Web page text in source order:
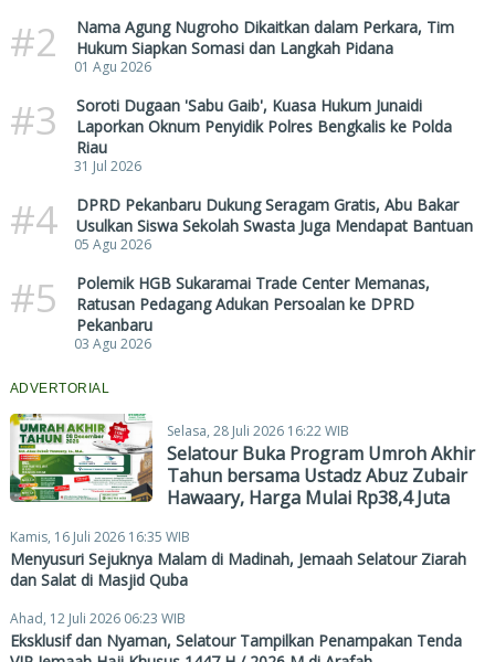
#2
Nama Agung Nugroho Dikaitkan dalam Perkara, Tim
Hukum Siapkan Somasi dan Langkah Pidana
01 Agu 2026
#3
Soroti Dugaan 'Sabu Gaib', Kuasa Hukum Junaidi
Laporkan Oknum Penyidik Polres Bengkalis ke Polda
Riau
31 Jul 2026
#4
DPRD Pekanbaru Dukung Seragam Gratis, Abu Bakar
Usulkan Siswa Sekolah Swasta Juga Mendapat Bantuan
05 Agu 2026
#5
Polemik HGB Sukaramai Trade Center Memanas,
Ratusan Pedagang Adukan Persoalan ke DPRD
Pekanbaru
03 Agu 2026
ADVERTORIAL
Selasa, 28 Juli 2026 16:22 WIB
Selatour Buka Program Umroh Akhir
Tahun bersama Ustadz Abuz Zubair
Hawaary, Harga Mulai Rp38,4 Juta
Kamis, 16 Juli 2026 16:35 WIB
Menyusuri Sejuknya Malam di Madinah, Jemaah Selatour Ziarah
dan Salat di Masjid Quba
Ahad, 12 Juli 2026 06:23 WIB
Eksklusif dan Nyaman, Selatour Tampilkan Penampakan Tenda